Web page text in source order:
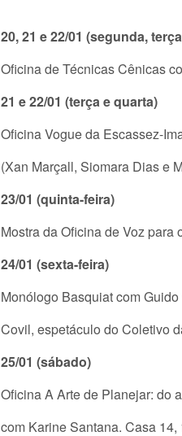
20, 21 e 22/01 (segunda,
Oficina deTécnicas Cênicas
21 e 22/01 (terça e quarta)
Oficina Vogue da Escassez-
(Xan Marçall, Siomara Dias e
23/01 (quinta-feira)
Mostra da Oficina de Voz para
24/01 (sexta-feira)
Monólogo Basquiat com
Covil, espetáculo do Coletivo
25/01 (sábado)
Oficina A Arte de Planejar: do
com Karine Santana. Casa 14,